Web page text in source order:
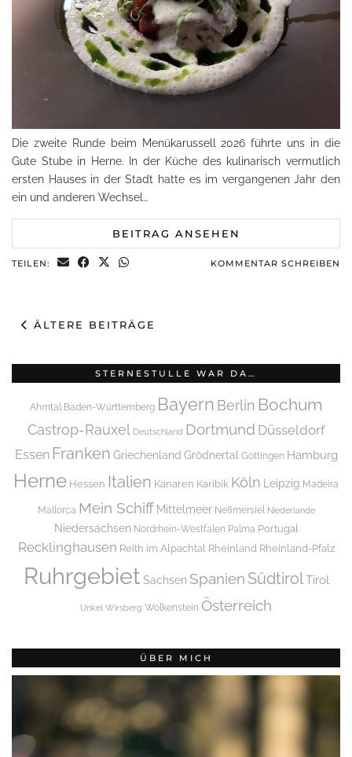
Die zweite Runde beim Menükarussell 2026 führte uns in die
Gute Stube in Herne. In der Küche des kulinarisch vermutlich
ersten Hauses in der Stadt hatte es im vergangenen Jahr den
ein und anderen Wechsel…
BEITRAG ANSEHEN
TEILEN: KOMMENTAR SCHREIBEN
ÄLTERE BEITRÄGE
STERNESTULLE WAR DA…
Ahrntal Baden-Württemberg Bayern Berlin Bochum
Castrop-Rauxel Deutschland Dortmund Düsseldorf
Essen Franken Griechenland Grödnertal Göttingen Hamburg
Herne Hessen Italien Kanaren Karibik Köln Leipzig Madeira
Mallorca Mein Schiff Mittelmeer Neßmersiel Niederlande
Niedersachsen Nordrhein-Westfalen Palma Portugal
Recklinghausen Reith im Alpachtal Rheinland Rheinland-Pfalz
Ruhrgebiet Sachsen Spanien SüdtirolTirol
Unkel Wirsberg Wolkenstein Österreich
ÜBER MICH